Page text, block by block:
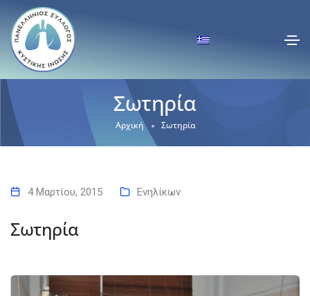
Σωτηρία
Αρχική Σωτηρία
4 Μαρτίου, 2015 Ενηλίκων
Σωτηρία